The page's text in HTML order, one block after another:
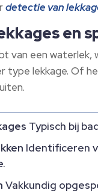
detectie van
en
van een
type lekkage.​ Of
Typisch bij
Identificeren
Vakkundig